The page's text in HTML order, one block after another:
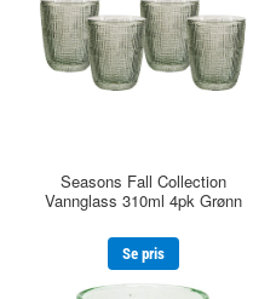
Seasons Fall Collection
Vannglass 310ml 4pk Grønn
Se pris